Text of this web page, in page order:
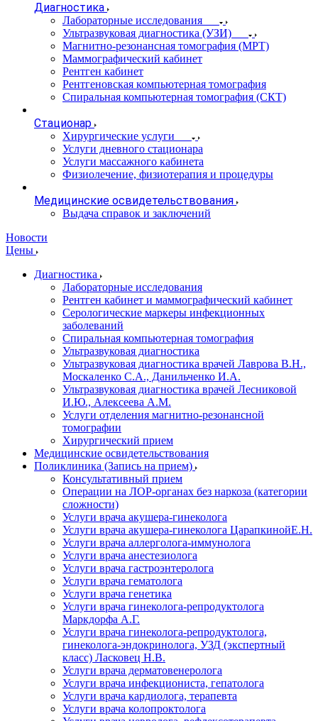
Диагностика
Лабораторные исследования
Ультразвуковая диагностика (УЗИ)
Магнитно-резонансная томография (МРТ)
Маммографический кабинет
Рентген кабинет
Рентгеновская компьютерная томография
Спиральная компьютерная томография (СКТ)
Стационар
Хирургические услуги
Услуги дневного стационара
Услуги массажного кабинета
Физиолечение, физиотерапия и процедуры
Медицинские освидетельствования
Выдача справок и заключений
Новости
Цены
Диагностика
Лабораторные исследования
Рентген кабинет и маммографический кабинет
Серологические маркеры инфекционных
заболеваний
Спиральная компьютерная томография
Ультразвуковая диагностика
Ультразвуковая диагностика врачей Лаврова В.Н.,
Москаленко С.А., Данильченко И.А.
Ультразвуковая диагностика врачей Лесниковой
И.Ю., Алексеева А.М.
Услуги отделения магнитно-резонансной
томографии
Хирургический прием
Медицинские освидетельствования
Поликлиника (Запись на прием)
Консультативный прием
Операции на ЛОР-органах без наркоза (категории
сложности)
Услуги врача акушера-гинеколога
Услуги врача акушера-гинеколога ЦарапкинойЕ.Н.
Услуги врача аллерголога-иммунолога
Услуги врача анестезиолога
Услуги врача гастроэнтеролога
Услуги врача гематолога
Услуги врача генетика
Услуги врача гинеколога-репродуктолога
Маркдорфа А.Г.
Услуги врача гинеколога-репродуктолога,
гинеколога-эндокринолога, УЗД (экспертный
класс) Ласковец Н.В.
Услуги врача дерматовенеролога
Услуги врача инфекциониста, гепатолога
Услуги врача кардиолога, терапевта
Услуги врача колопроктолога